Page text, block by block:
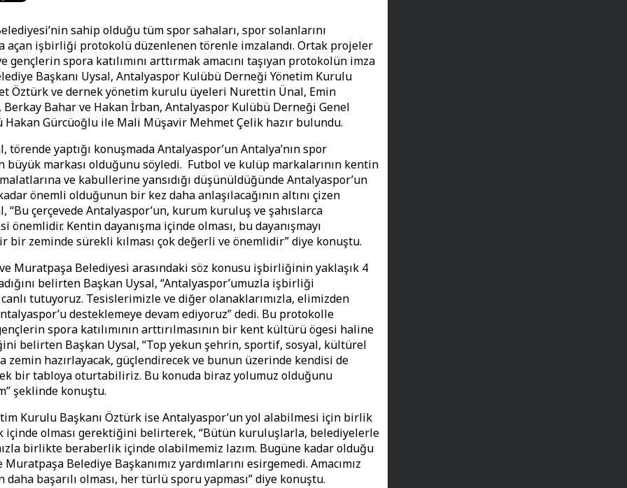
sahip olduğu tüm spor sahaları, spor solanlarını
açan işbirliği protokolü düzenlenen törenle imzalandı. Ortak projeler
gençlerin spora katılımını arttırmak amacını taşıyan protokolün imza
Başkanı Uysal, Antalyaspor Kulübü Derneği Yönetim Kurulu
Öztürk ve dernek yönetim kurulu üyeleri Nurettin Ünal, Emin
Berkay Bahar ve Hakan İrban, Antalyaspor Kulübü Derneği Genel
Hakan Gürcüoğlu ile Mali Müşavir Mehmet Çelik hazır bulundu.
törende yaptığı konuşmada Antalyaspor’un Antalya’nın spor
büyük markası olduğunu söyledi. Futbol ve kulüp markalarının kentin
ve kabullerine yansıdığı düşünüldüğünde Antalyaspor’un
önemli olduğunun bir kez daha anlaşılacağının altını çizen
“Bu çerçevede Antalyaspor’un, kurum kuruluş ve şahıslarca
önemlidir. Kentin dayanışma içinde olması, bu dayanışmayı
bir zeminde sürekli kılması çok değerli ve önemlidir” diye konuştu.
Muratpaşa Belediyesi arasındaki söz konusu işbirliğinin yaklaşık 4
belirten Başkan Uysal, “Antalyaspor’umuzla işbirliği
tutuyoruz. Tesislerimizle ve diğer olanaklarımızla, elimizden
desteklemeye devam ediyoruz” dedi. Bu protokolle
spora katılımının arttırılmasının bir kent kültürü ögesi haline
belirten Başkan Uysal, “Top yekun şehrin, sportif, sosyal, kültürel
zemin hazırlayacak, güçlendirecek ve bunun üzerinde kendisi de
bir tabloya oturtabiliriz. Bu konuda biraz yolumuz olduğunu
şeklinde konuştu.
Kurulu Başkanı Öztürk ise Antalyaspor’un yol alabilmesi için birlik
içinde olması gerektiğini belirterek, “Bütün kuruluşlarla, belediyelerle
birlikte beraberlik içinde olabilmemiz lazım. Bugüne kadar olduğu
Belediye Başkanımız yardımlarını esirgemedi. Amacımız
başarılı olması, her türlü sporu yapması” diye konuştu.